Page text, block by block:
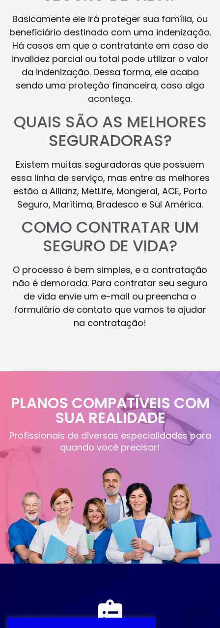
Basicamente ele irá proteger sua família, ou
beneficiário destinado com uma indenização.
Há casos em que o contratante em caso de
invalidez parcial ou total pode utilizar o valor
da indenização. Dessa forma, ele acaba
sendo uma proteção financeira, caso algo
aconteça.
QUAIS SÃO AS MELHORES
SEGURADORAS?
Existem muitas seguradoras que possuem
essa linha de serviço, mas entre as melhores
estão a Allianz, MetLife, Mongeral, ACE, Porto
Seguro, Marítima, Bradesco e Sul América.
COMO CONTRATAR UM
SEGURO DE VIDA?
O processo é bem simples, e a contratação
não é demorada. Para contratar seu seguro
de vida envie um e-mail ou preencha o
formulário de contato que vamos te ajudar
na contratação!
PLANOS COMPATÍVEIS COM
SUA REALIDADE
Profissionais de diversas especialidades para
quando você precisar!